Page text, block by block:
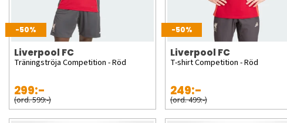
-50%
Liverpool FC
Träningströja Competition - Röd
299:-
(ord. 599:-)
-50%
Liverpool FC
T-shirt Competition - Röd
249:-
(ord. 499:-)